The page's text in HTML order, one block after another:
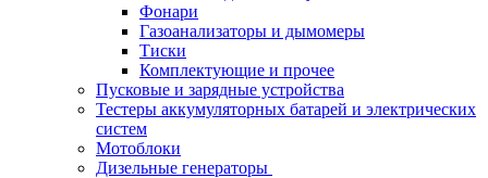
Фонари
Газоанализаторы и дымомеры
Тиски
Комплектующие и прочее
Пусковые и зарядные устройства
Тестеры аккумуляторных батарей и электрических
систем
Мотоблоки
Дизельные генераторы